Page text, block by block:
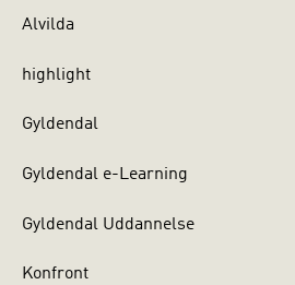
Alvilda
highlight
Gyldendal
Gyldendal e-Learning
Gyldendal Uddannelse
Konfront